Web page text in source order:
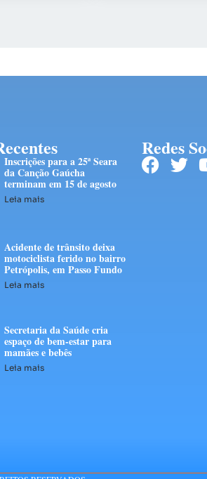
Inscrições para a 25ª Seara
da Canção Gaúcha
terminam em 15 de agosto
Leia mais
Acidente de trânsito deixa
motociclista ferido no bairro
Petrópolis, em Passo Fundo
Leia mais
Secretaria da Saúde cria
espaço de bem-estar para
mamães e bebês
Leia mais
Redes